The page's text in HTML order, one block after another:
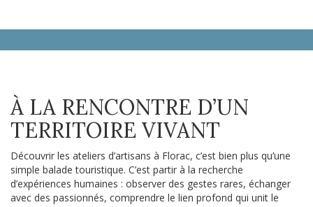
À LA RENCONTRE D’UN
TERRITOIRE VIVANT
Découvrir les ateliers d’artisans à Florac, c’est bien plus qu’une
simple balade touristique. C’est partir à la recherche
d’expériences humaines : observer des gestes rares, échanger
avec des passionnés, comprendre le lien profond qui unit le